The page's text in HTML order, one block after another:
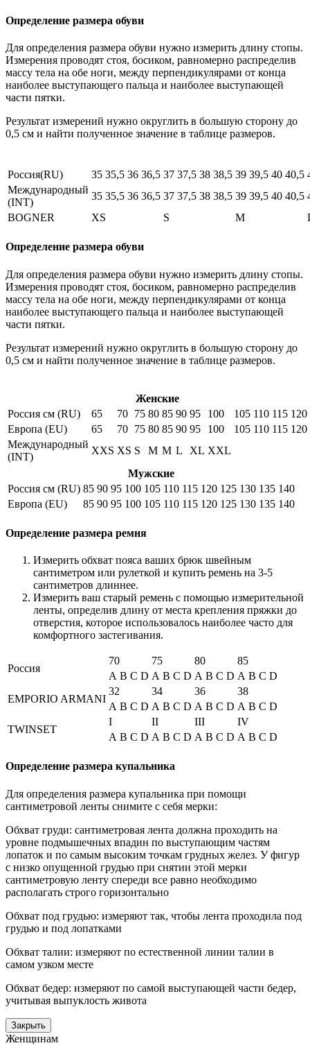
Определение размера обуви
Для определения размера обуви нужно измерить длину стопы.
Измерения проводят стоя, босиком, равномерно распределив
массу тела на обе ноги, между перпендикулярами от конца
наиболее выступающего пальца и наиболее выступающей
части пятки.
Результат измерений нужно округлить в большую сторону до
0,5 см и найти полученное значение в таблице размеров.
Россия(RU) 35 35,5 36 36,5 37 37,5 38 38,5 39 39,5 40 40,5
Международный
(INT)
35 35,5 36 36,5 37 37,5 38 38,5 39 39,5 40 40,5
BOGNER
XS S M
Определение размера обуви
Для определения размера обуви нужно измерить длину стопы.
Измерения проводят стоя, босиком, равномерно распределив
массу тела на обе ноги, между перпендикулярами от конца
наиболее выступающего пальца и наиболее выступающей
части пятки.
Результат измерений нужно округлить в большую сторону до
0,5 см и найти полученное значение в таблице размеров.
Женские
Россия см (RU)
65 70 75 80 85 90 95 100 105 110 115 120
Европа (EU)
65 70 75 80 85 90 95 100 105 110 115 120
Международный
(INT)
XXS XS S M M L XL XXL
Мужские
Россия см (RU) 85 90 95 100 105 110 115 120 125 130 135 140
Европа (EU)
85 90 95 100 105 110 115 120 125 130 135 140
Определение размера ремня
Измерить обхват пояса ваших брюк швейным
сантиметром или рулеткой и купить ремень на 3-5
сантиметров длиннее.
Измерить ваш старый ремень с помощью измерительной
ленты, определив длину от места крепления пряжки до
отверстия, которое использовалось наиболее часто для
комфортного застегивания.
Россия
70 75 80
85
A B C D A B C D A B C D A B C D
EMPORIO ARMANI
32 34 36
38
A B C D A B C D A B C D A B C D
TWINSET
I II III
IV
A B C D A B C D A B C D A B C D
Определение размера купальника
Для определения размера купальника при помощи
сантиметровой ленты снимите с себя мерки:
Обхват груди: сантиметровая лента должна проходить на
уровне подмышечных впадин по выступающим частям
лопаток и по самым высоким точкам грудных желез. У фигур
с низко опущенной грудью при снятии этой мерки
сантиметровую ленту спереди все равно необходимо
располагать строго горизонтально
Обхват под грудью: измеряют так, чтобы лента проходила под
грудью и под лопатками
Обхват талии: измеряют по естественной линии талии в
самом узком месте
Обхват бедер: измеряют по самой выступающей части бедер,
учитывая выпуклость живота
Закрыть
Женщинам